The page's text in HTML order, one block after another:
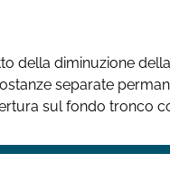
della diminuzione
separate
sul fondo tronco